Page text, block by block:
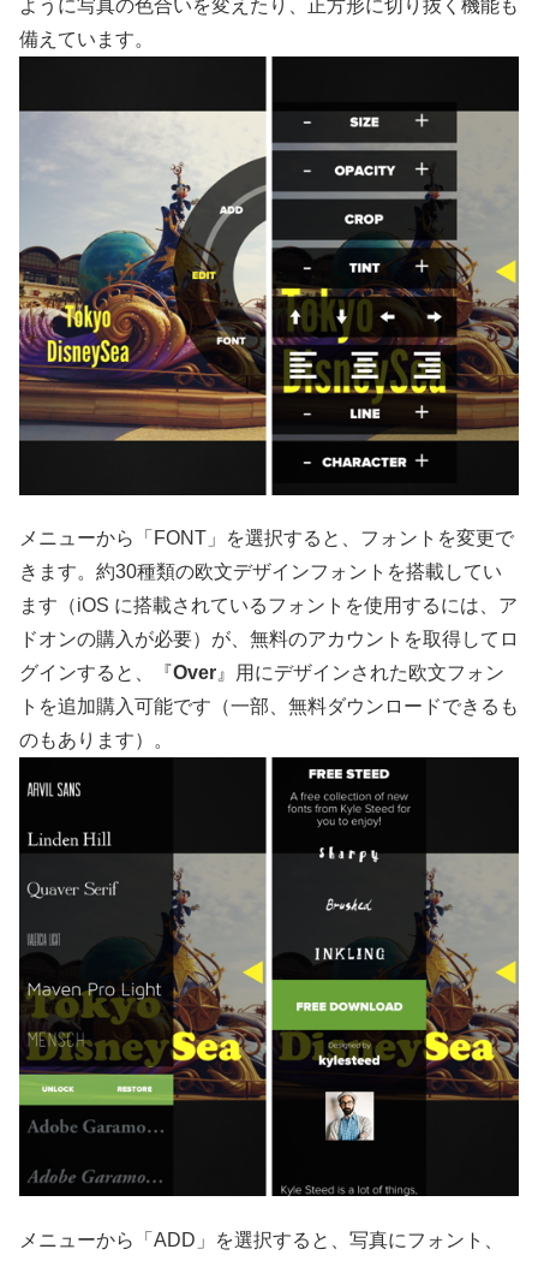
ように写真の色合いを変えたり、正方形に切り抜く機能も
備えています。
メニューから「FONT」を選択すると、フォントを変更で
きます。約30種類の欧文デザインフォントを搭載してい
ます（iOS に搭載されているフォントを使用するには、ア
ドオンの購入が必要）が、無料のアカウントを取得してロ
グインすると、『Over 』用にデザインされた欧文フォン
トを追加購入可能です（一部、無料ダウンロードできるも
のもあります）。
メニューから「ADD」を選択すると、写真にフォント、